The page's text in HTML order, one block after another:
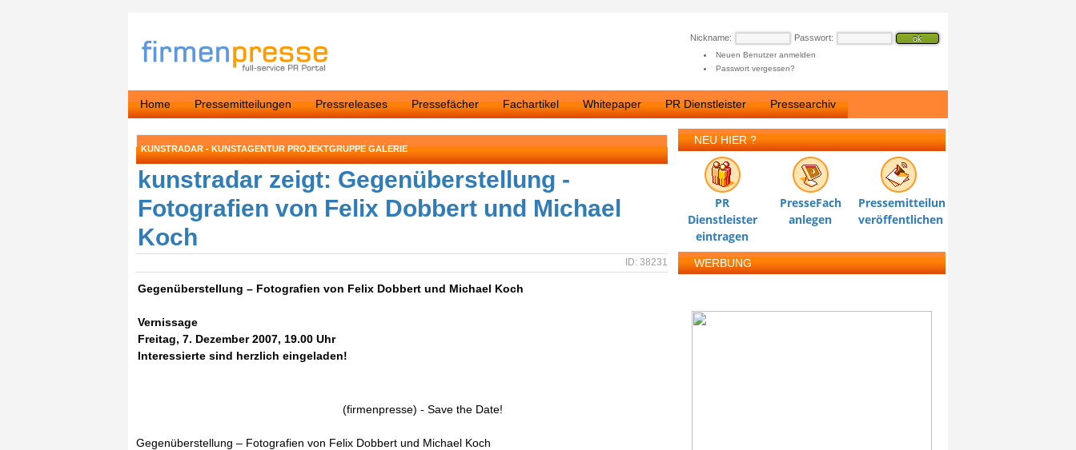
Nickname: Passwort:
Neuen Benutzer anmelden
Passwort vergessen?
Home Pressemitteilungen Pressreleases Pressefächer Fachartikel Whitepaper PR Dienstleister Pressearchiv
KUNSTRADAR - KUNSTAGENTUR PROJEKTGRUPPE GALERIE
kunstradar zeigt: Gegenüberstellung -
Fotografien von Felix Dobbert und Michael
Koch
ID: 38231
Gegenüberstellung – Fotografien von Felix Dobbert und Michael Koch
Vernissage
Freitag, 7. Dezember 2007, 19.00 Uhr
Interessierte sind herzlich eingeladen!
(firmenpresse) - Save the Date!
Gegenüberstellung – Fotografien von Felix Dobbert und Michael Koch
NEU HIER ?
PR
Dienstleister
eintragen
PresseFach
anlegen
Pressemitteilung
veröffentlichen
WERBUNG